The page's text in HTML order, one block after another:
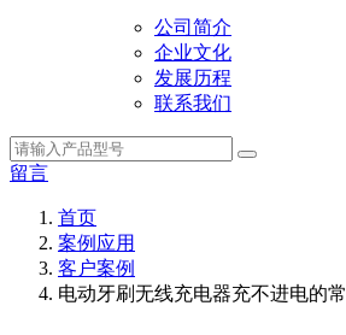
公司简介
企业文化
发展历程
联系我们
留言
首页
案例应用
客户案例
电动牙刷无线充电器充不进电的